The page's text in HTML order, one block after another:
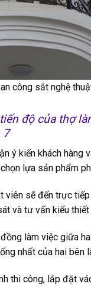
công sắt nghệ
độ của thợ
7
ý kiến khách hàng
lựa sản phẩm
viên sẽ đến trực
và tư vấn kiểu
làm việc giữa
nhất của hai bên
thi công, lắp đặt